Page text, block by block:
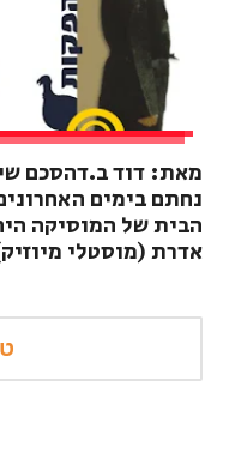
מאת: דוד ב.דהסכם
נחתם בימים
הבית של המוסיקה
אדרת (מוסטלי